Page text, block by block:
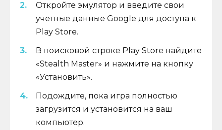
Откройте эмулятор и введите свои
учетные данные Google для доступа к
Play Store.
В поисковой строке Play Store найдите
«Stealth Master» и нажмите на кнопку
«Установить».
Подождите, пока игра полностью
загрузится и установится на ваш
компьютер.